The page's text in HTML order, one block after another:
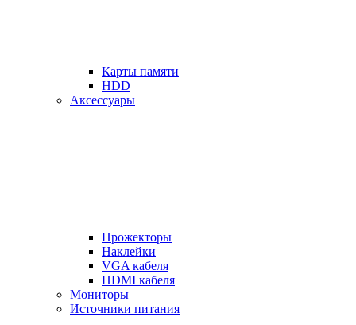
Карты памяти
HDD
Аксессуары
Прожекторы
Наклейки
VGA кабеля
HDMI кабеля
Мониторы
Источники питания